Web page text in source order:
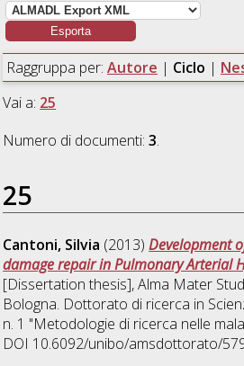
Raggruppa per: Autore | Ciclo |
Vai a: 25
Numero di documenti:3.
25
Cantoni, Silvia (2013)Development
damage repair in Pulmonary Arterial
[Dissertation thesis], Alma Mater
Bologna. Dottorato di ricerca in
n. 1 "Metodologie di ricerca nelle
DOI 10.6092/unibo/amsdottorato/